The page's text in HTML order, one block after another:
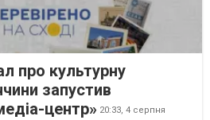
про культурну
запустив
центр» 20:33, 4 серпня